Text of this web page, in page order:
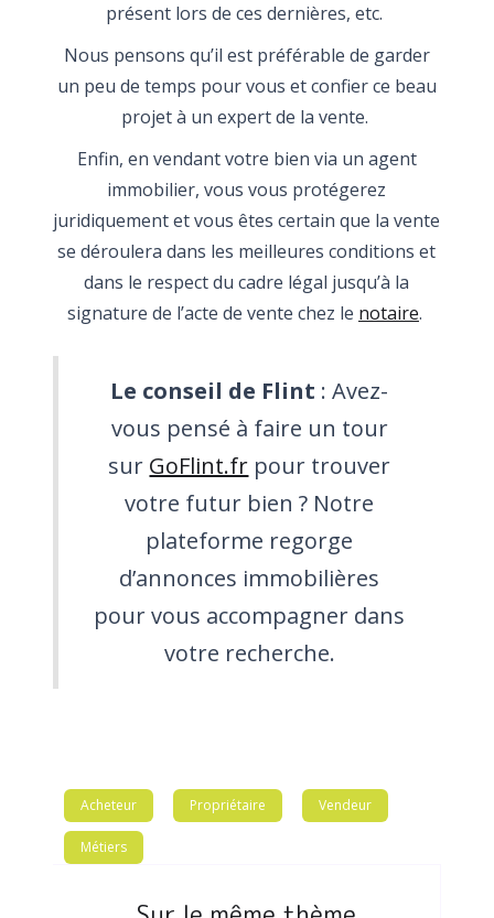
présent lors de ces dernières, etc.
Nous pensons qu’il est préférable de garder
un peu de temps pour vous et confier ce beau
projet à un expert de la vente.
Enfin, en vendant votre bien via un agent
immobilier, vous vous protégerez
juridiquement et vous êtes certain que la vente
se déroulera dans les meilleures conditions et
dans le respect du cadre légal jusqu’à la
signature de l’acte de vente chez le notaire.
Le conseil de Flint : Avez-
vous pensé à faire un tour
sur GoFlint.fr pour trouver
votre futur bien ? Notre
plateforme regorge
d’annonces immobilières
pour vous accompagner dans
votre recherche.
Acheteur Propriétaire Vendeur
Métiers